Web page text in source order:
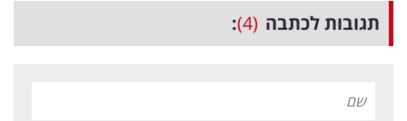
תגובות לכתבה (4)
: